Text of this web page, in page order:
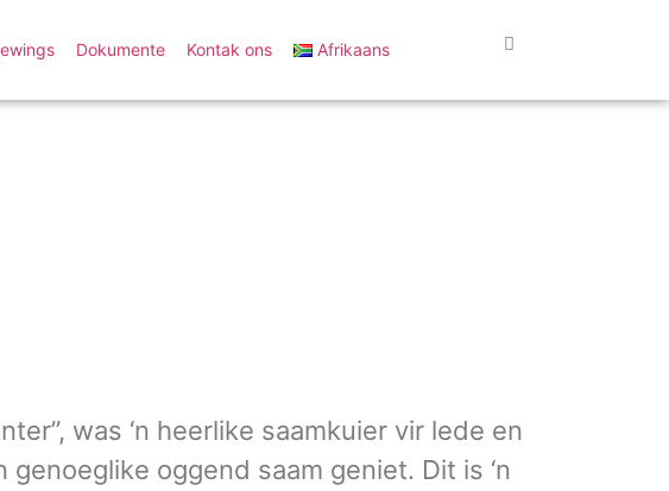
Dokumente Kontak ons Afrikaans
was ‘n heerlike saamkuier vir lede en
oggend saam geniet. Dit is ‘n